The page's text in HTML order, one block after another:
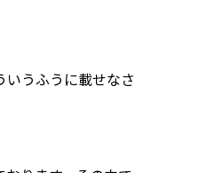
うふうに載せなさ